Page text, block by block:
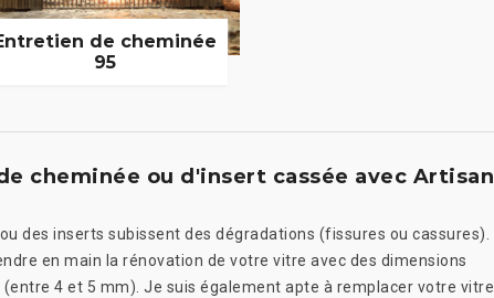
de cheminée
95
cheminée ou d'insert cassée avec Artisan
des inserts subissent des dégradations (fissures ou cassures).
en main la rénovation de votre vitre avec des dimensions
4 et 5 mm). Je suis également apte à remplacer votre vitre